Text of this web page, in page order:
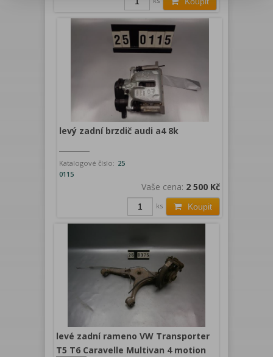
levý zadní brzdič audi a4 8k
Katalogové číslo: 25
0115
Vaše cena: 2 500 Kč
Koupit
ks
levé zadní rameno VW Transporter
T5 T6 Caravelle Multivan 4 motion